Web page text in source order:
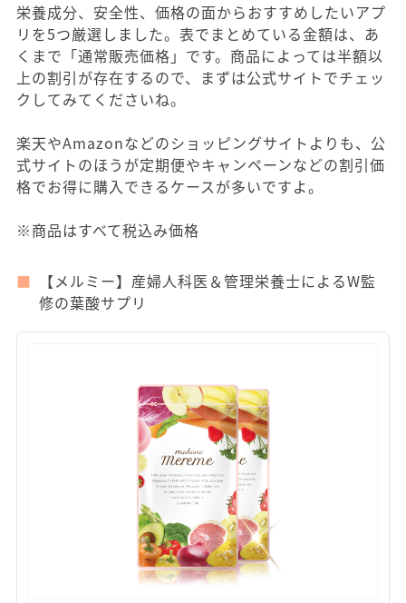
栄養成分、安全性、価格の面からおすすめしたいアプ
リを5つ厳選しました。表でまとめている金額は、あ
くまで「通常販売価格」です。商品によっては半額以
上の割引が存在するので、まずは公式サイトでチェッ
クしてみてくださいね。
楽天やAmazonなどのショッピングサイトよりも、公
式サイトのほうが定期便やキャンペーンなどの割引価
格でお得に購入できるケースが多いですよ。
※商品はすべて税込み価格
【メルミー】産婦人科医＆管理栄養士によるW監
修の葉酸サプリ